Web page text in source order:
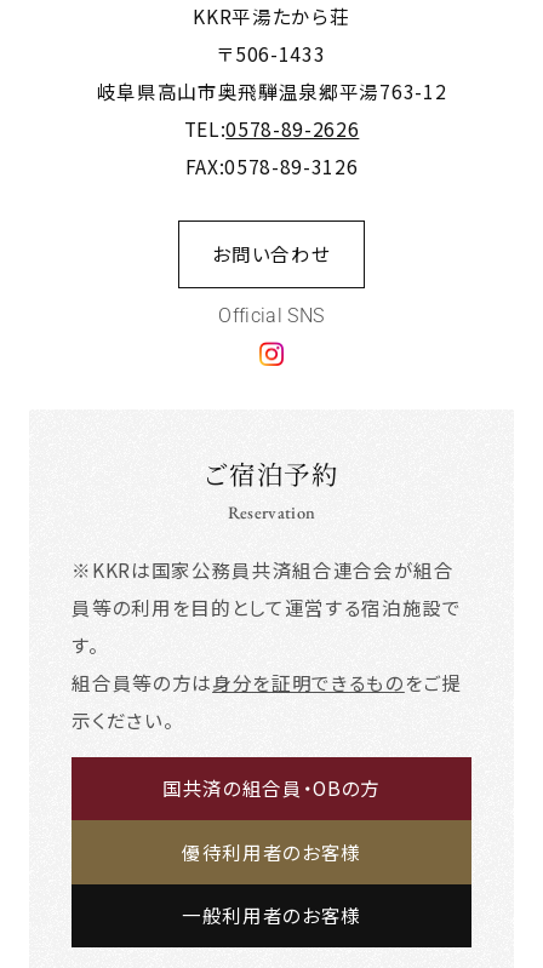
KKR平湯たから荘
〒506-1433
岐阜県高山市奥飛騨温泉郷平湯763-12
TEL:0578-89-2626
FAX:0578-89-3126
お問い合わせ
Official SNS
ご宿泊予約
Reservation
※KKRは国家公務員共済組合連合会が組合
員等の利用を目的として運営する宿泊施設で
す。
組合員等の方は身分を証明できるものをご提
示ください。
国共済の組合員・OBの方
優待利用者のお客様
一般利用者のお客様